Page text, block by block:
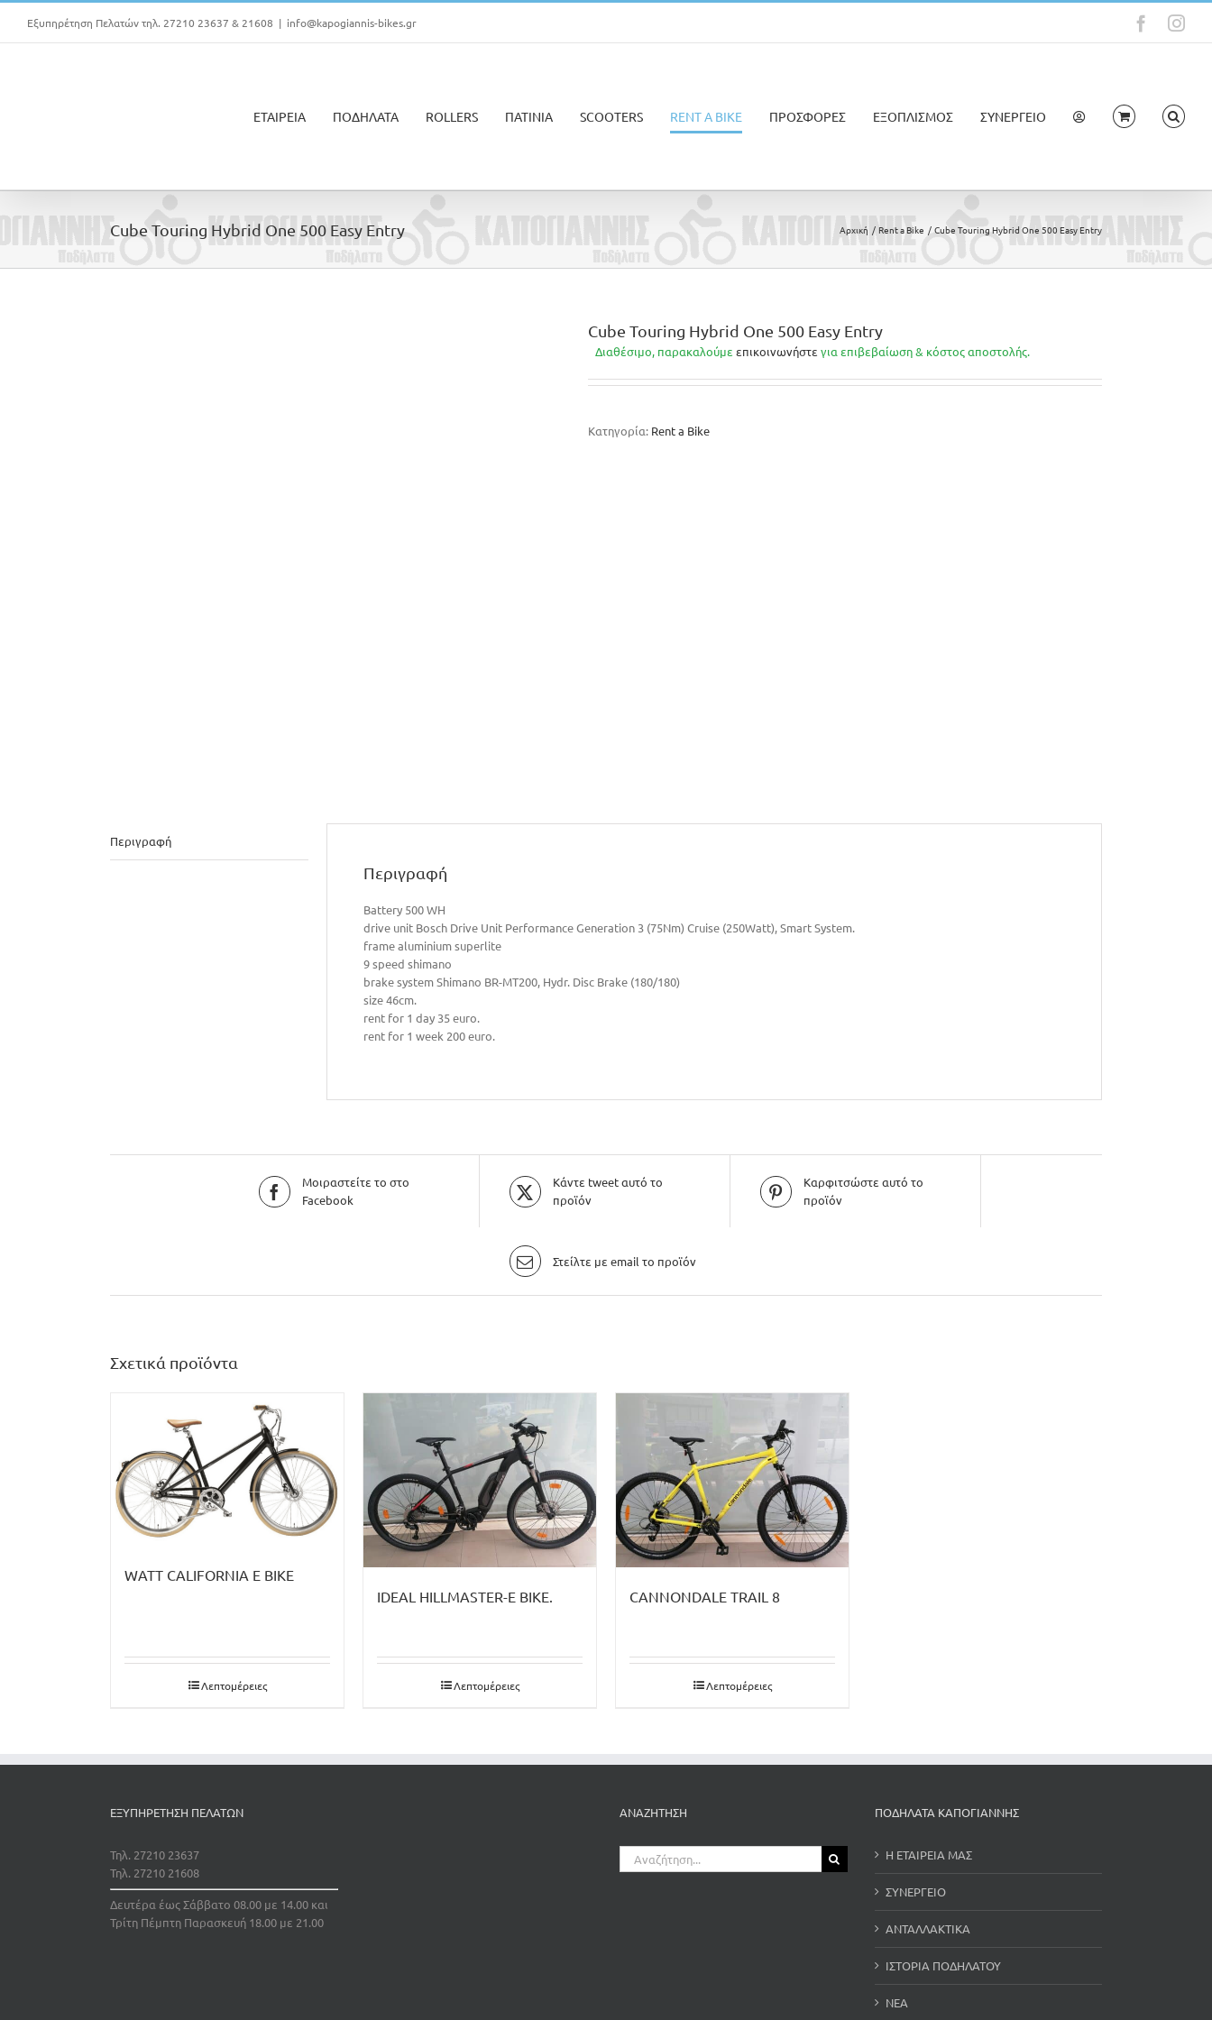
Μετάβαση
περιεχόμενο
Εξυπηρέτηση Πελατών τηλ. 27210 23637 & 21608 | info@kapogiannis-bikes.gr
ΕΤΑΙΡΕΙΑ ΠΟΔΗΛΑΤΑ ROLLERS ΠΑΤΙΝΙΑ SCOOTERS RENT A BIKE ΠΡΟΣΦΟΡΕΣ ΕΞΟΠΛΙΣΜΟΣ ΣΥΝΕΡΓΕΙΟ
Cube Touring Hybrid One 500 Easy Entry Αρχική Rent a Bike Cube Touring Hybrid One 500 Easy Entry
Cube Touring Hybrid One 500 Easy Entry
Διαθέσιμο, παρακαλούμε επικοινωνήστε για επιβεβαίωση & κόστος αποστολής.
Κατηγορία: Rent a Bike
Περιγραφή
Περιγραφή
Battery 500 WH
drive unit Bosch Drive Unit Performance Generation 3 (75Nm) Cruise (250Watt), Smart System.
frame aluminium superlite
9 speed shimano
brake system Shimano BR-MT200, Hydr. Disc Brake (180/180)
size 46cm.
rent for 1 day 35 euro.
rent for 1 week 200 euro.
Μοιραστείτε το στο
Facebook
Κάντε tweet αυτό το
προϊόν
Καρφιτσώστε αυτό το
προϊόν
Στείλτε με email το προϊόν
Σχετικά προϊόντα
WATT CALIFORNIA E BIKE
Λεπτομέρειες
IDEAL HILLMASTER-E BIKE.
Λεπτομέρειες
CANNONDALE TRAIL 8
Λεπτομέρειες
ΕΞΥΠΗΡΕΤΗΣΗ ΠΕΛΑΤΩΝ
Τηλ. 27210 23637
Τηλ. 27210 21608
Δευτέρα έως Σάββατο 08.00 με 14.00 και
Τρίτη Πέμπτη Παρασκευή 18.00 με 21.00
ΑΝΑΖΗΤΗΣΗ
Αναζήτηση
για:
ΠΟΔΗΛΑΤΑ ΚΑΠΟΓΙΑΝΝΗΣ
Η ΕΤΑΙΡΕΙΑ ΜΑΣ
ΣΥΝΕΡΓΕΙΟ
ΑΝΤΑΛΛΑΚΤΙΚΑ
ΙΣΤΟΡΙΑ ΠΟΔΗΛΑΤΟΥ
ΝΕΑ